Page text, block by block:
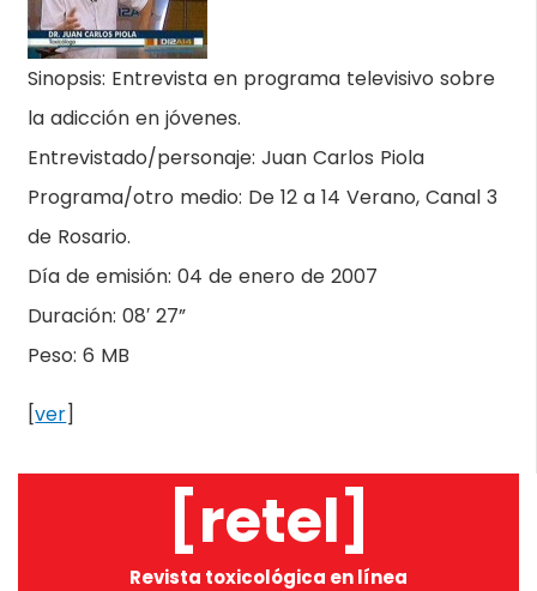
Sinopsis: Entrevista en programa televisivo sobre
la adicción en jóvenes.
Entrevistado/personaje: Juan Carlos Piola
Programa/otro medio: De 12 a 14 Verano, Canal 3
de Rosario.
Día de emisión: 04 de enero de 2007
Duración: 08′ 27”
Peso: 6 MB
[ver]
[retel]
Revista toxicológica en línea